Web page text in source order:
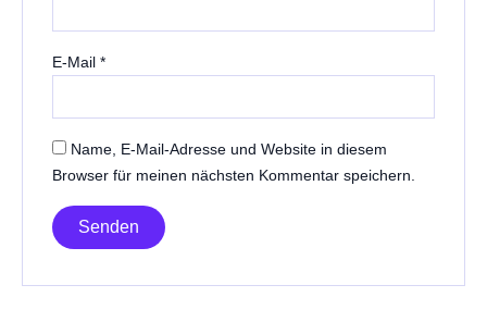
E-Mail *
Name, E-Mail-Adresse und Website in diesem
Browser für meinen nächsten Kommentar speichern.